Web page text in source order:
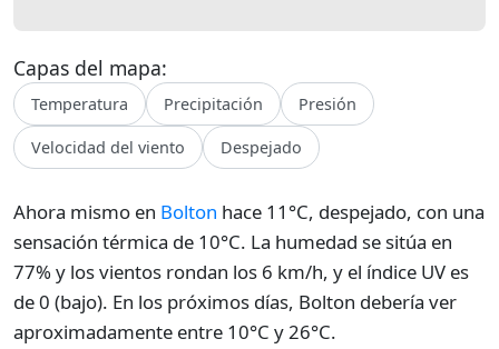
Capas del mapa:
Temperatura Precipitación Presión
Velocidad del viento Despejado
Ahora mismo en Bolton hace 11°C, despejado, con una
sensación térmica de 10°C. La humedad se sitúa en
77% y los vientos rondan los 6 km/h, y el índice UV es
de 0 (bajo). En los próximos días, Bolton debería ver
aproximadamente entre 10°C y 26°C.